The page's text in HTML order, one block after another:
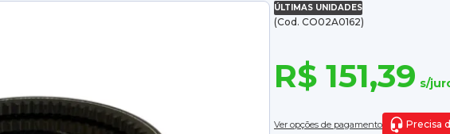
ÚLTIMAS UNIDADES
(Cod. CO02A0162)
R$ 151,39 s/
Ver opções de pagamento Precisa